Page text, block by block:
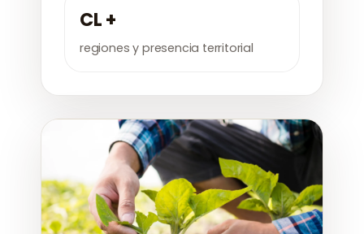
CL +
regiones y presencia territorial